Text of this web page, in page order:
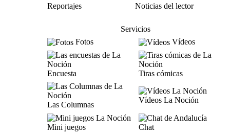
Reportajes
Noticias del lector
Servicios
Fotos
Vídeos
Encuesta Tiras cómicas
Las Columnas
Vídeos La Noción
Mini juegos
Chat